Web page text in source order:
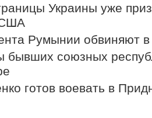
Украины уже
Румынии обвиняют
бывших союзных
готов воевать в